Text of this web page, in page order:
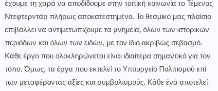
έχουμε τη χαρά να αποδίδουμε στην τοπική κοινωνία το Τέμενος
Ντεφτερντάρ πλήρως αποκατεστημένο. Το θεσμικό μας πλαίσιο
επιβάλλει να αντιμετωπίζουμε τα μνημεία, όλων των ιστορικών
περιόδων και όλων των ειδών, με τον ίδιο ακριβώς σεβασμό.
Κάθε έργο που ολοκληρώνεται είναι ιδιαίτερα σημαντικό για τον
τόπο. Όμως, τα έργα που εκτελεί το Υπουργείο Πολιτισμού επί
των μεταφέροντας αξίες και συμβολισμούς. Κάθε ένα αποτελεί